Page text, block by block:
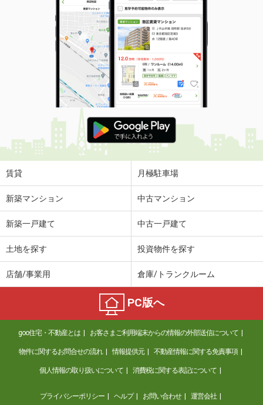
賃貸 月極駐車場
新築マンション 中古マンション
新築一戸建て 中古一戸建て
土地を探す 投資物件を探す
店舗/事業用 倉庫/トランクルーム
PC版へ
goo住宅・不動産とは お客さまご利用端末からの情報の外部送信について
物件に関するお問合せの流れ 情報提供元 不動産情報に関する免責事項
個人情報の取り扱いについて 消費税に関する表記について
プライバシーポリシー ヘルプ お問い合わせ 運営会社